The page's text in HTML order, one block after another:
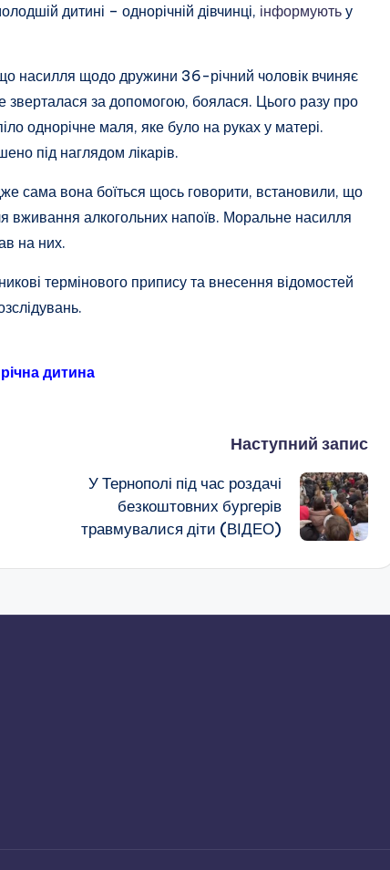
дитині – однорічній дівчинці, інформують у
насилля щодо дружини 36-річний чоловік вчиняє
зверталася за допомогою, боялася. Цього разу про
однорічне маля, яке було на руках у матері.
під наглядом лікарів.
сама вона боїться щось говорити, встановили, що
вживання алкогольних напоїв. Моральне насилля
на них.
термінового припису та внесення відомостей
дитина
Наступний запис
У Тернополі під час роздачі
безкоштовних бургерів
травмувалися діти (ВІДЕО)